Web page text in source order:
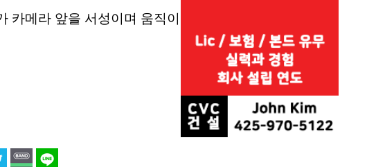
카메라 앞을 서성이며 움직이